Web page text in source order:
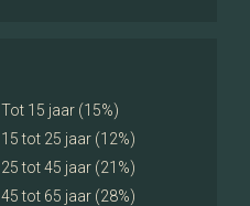
Woonruimte
Tot 15 jaar (15%)
15 tot 25 jaar (12%)
25 tot 45 jaar (21%)
45 tot 65 jaar (28%)